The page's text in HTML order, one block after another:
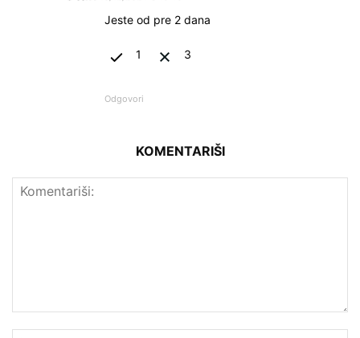
Jeste od pre 2 dana
1 3
Odgovori
KOMENTARIŠI